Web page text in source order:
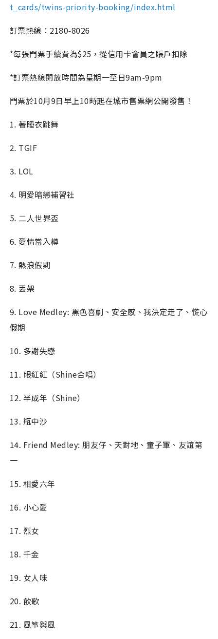
t_cards/twins-priority-booking/index.html
訂票熱線：2180-8026
*每張門票手續費為$25，從信用卡會員之賬戶扣除
*訂票熱線開放時間為星期一至日9am-9pm
門票於10月9日早上10時起在城市售票網公開發售！
1. 著睡衣跳舞
2. TGIF
3. LOL
4. 明愛暗戀補習社
5. 二人世界盃
6. 愛情當入樽
7. 熱浪假期
8. 丟架
9. Love Medley: 黑色喜劇、安全感、我決定走了、慌心
假期
10. 多謝失戀
11. 眼紅紅（Shine合唱）
12. 半成年（Shine）
13. 瓶中沙
14. Friend Medley: 朋友仔、天對地、童子軍、友誼第
一
15. 相愛六年
16. 小心愛
17. 烈女
18. 千金
19. 女人味
20. 飲歌
21. 風箏與風